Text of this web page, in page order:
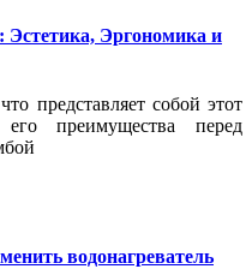
Эргономика и
представляет собой этот
преимущества перед
водонагреватель